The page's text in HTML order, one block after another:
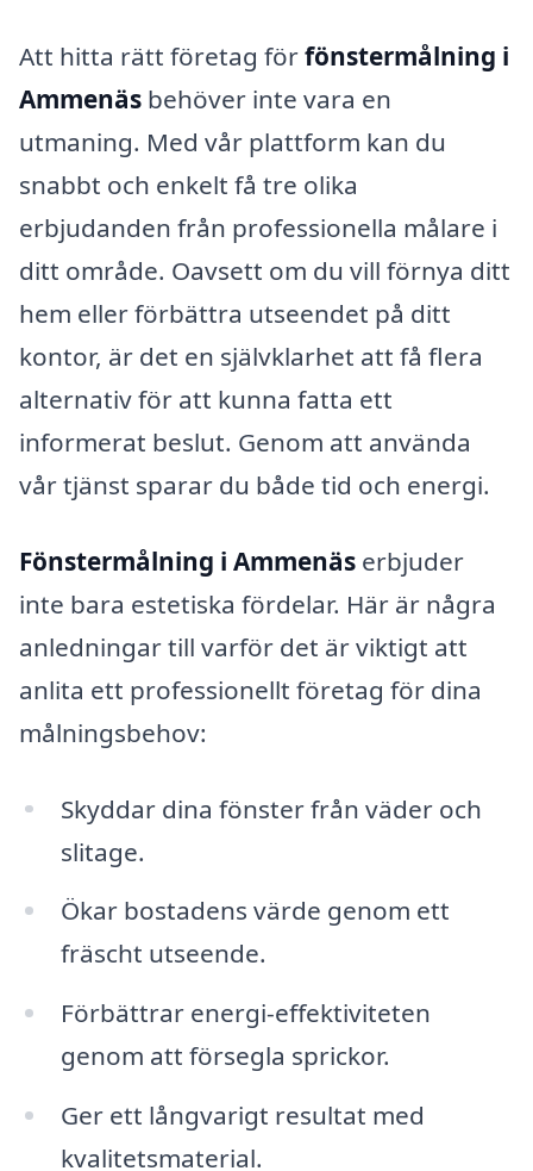
Att hitta rätt företag förfönstermålning i
Ammenäs behöver inte vara en
utmaning. Med vår plattform kan du
snabbt och enkelt få tre olika
erbjudanden från professionella målare i
ditt område. Oavsett om du vill förnya ditt
hem eller förbättra utseendet på ditt
kontor, är det en självklarhet att få flera
alternativ för att kunna fatta ett
informerat beslut. Genom att använda
vår tjänst sparar du både tid och energi.
Fönstermålning i Ammenäs erbjuder
inte bara estetiska fördelar. Här är några
anledningar till varför det är viktigt att
anlita ett professionellt företag för dina
målningsbehov:
Skyddar dina fönster från väder och
slitage.
Ökar bostadens värde genom ett
fräscht utseende.
Förbättrar energi-effektiviteten
genom att försegla sprickor.
Ger ett långvarigt resultat med
kvalitetsmaterial.